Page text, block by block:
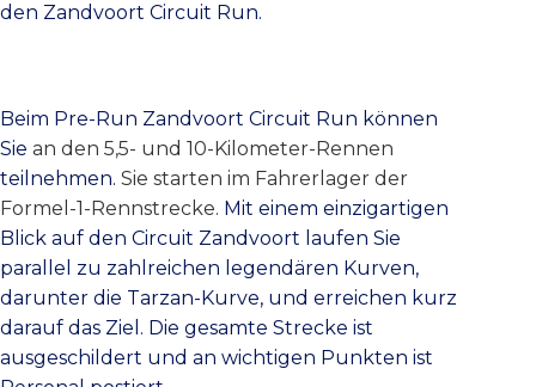
den Zandvoort Circuit Run.
Beim Pre-Run Zandvoort Circuit Run können
Sie an den 5,5- und 10-Kilometer-Rennen
teilnehmen. Sie starten im Fahrerlager der
Formel-1-Rennstrecke. Mit einem einzigartigen
Blick auf den Circuit Zandvoort laufen Sie
parallel zu zahlreichen legendären Kurven,
darunter die Tarzan-Kurve, und erreichen kurz
darauf das Ziel. Die gesamte Strecke ist
ausgeschildert und an wichtigen Punkten ist